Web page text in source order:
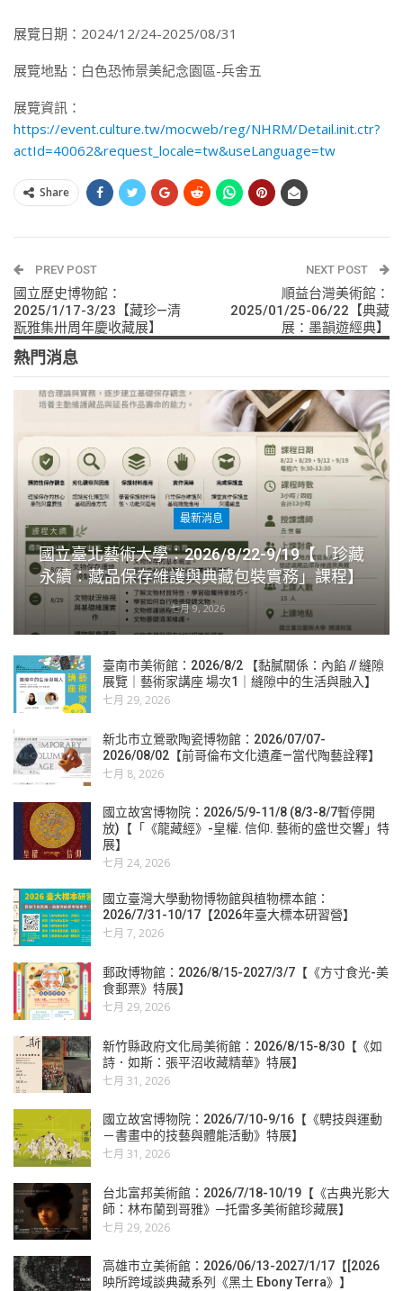
展覽日期：2024/12/24-2025/08/31
展覽地點：白色恐怖景美紀念園區-兵舍五
展覽資訊：
https://event.culture.tw/mocweb/reg/NHRM/Detail.init.ctr?
actId=40062&request_locale=tw&useLanguage=tw
Share
PREV POST
國立歷史博物館：
2025/1/17-3/23【藏珍—清
翫雅集卅周年慶收藏展】
NEXT POST
順益台灣美術館：
2025/01/25-06/22【典藏
展：墨韻遊經典】
熱門消息
最新消息
國立臺北藝術大學：2026/8/22-9/19【「珍藏
永續：藏品保存維護與典藏包裝實務」課程】
七月 9, 2026
臺南市美術館：2026/8/2 【黏膩關係：內餡 // 縫隙
展覽｜藝術家講座 場次1｜縫隙中的生活與融入】
七月 29, 2026
新北市立鶯歌陶瓷博物館：2026/07/07-
2026/08/02【前哥倫布文化遺產—當代陶藝詮釋】
七月 8, 2026
國立故宮博物院：2026/5/9-11/8 (8/3-8/7暫停開
放)【「《龍藏經》-皇權. 信仰. 藝術的盛世交響」特
展】
七月 24, 2026
國立臺灣大學動物博物館與植物標本館：
2026/7/31-10/17【2026年臺大標本研習營】
七月 7, 2026
郵政博物館：2026/8/15-2027/3/7【《方寸食光-美
食郵票》特展】
七月 29, 2026
新竹縣政府文化局美術館：2026/8/15-8/30【《如
詩．如斯：張平沼收藏精華》特展】
七月 31, 2026
國立故宮博物院：2026/7/10-9/16【《騁技與運動
－書畫中的技藝與體能活動》特展】
七月 31, 2026
台北富邦美術館：2026/7/18-10/19【《古典光影大
師：林布蘭到哥雅》─托雷多美術館珍藏展】
七月 29, 2026
高雄市立美術館：2026/06/13-2027/1/17【[2026
映所跨域談典藏系列《黑土 Ebony Terra》】